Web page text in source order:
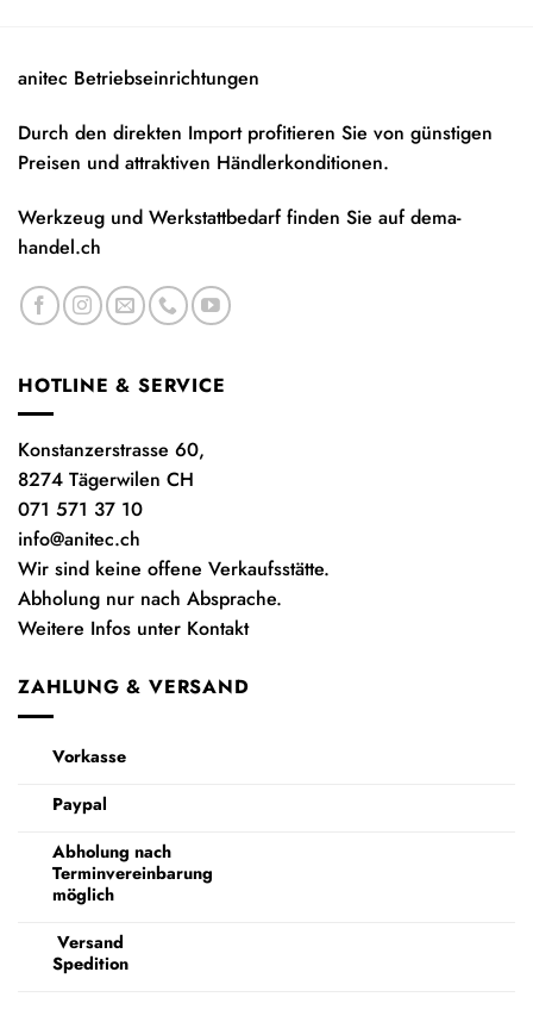
anitec Betriebseinrichtungen
Durch den direkten Import profitieren Sie von günstigen
Preisen und attraktiven Händlerkonditionen.
Werkzeug und Werkstattbedarf finden Sie aufdema-
handel.ch
HOTLINE & SERVICE
Konstanzerstrasse 60,
8274 Tägerwilen CH
071 571 37 10
info@anitec.ch
Wir sind keine offene Verkaufsstätte.
Abholung nur nach Absprache.
Weitere Infos unter Kontakt
ZAHLUNG & VERSAND
Vorkasse
Paypal
Abholung nach
Terminvereinbarung
möglich
Versand
Spedition